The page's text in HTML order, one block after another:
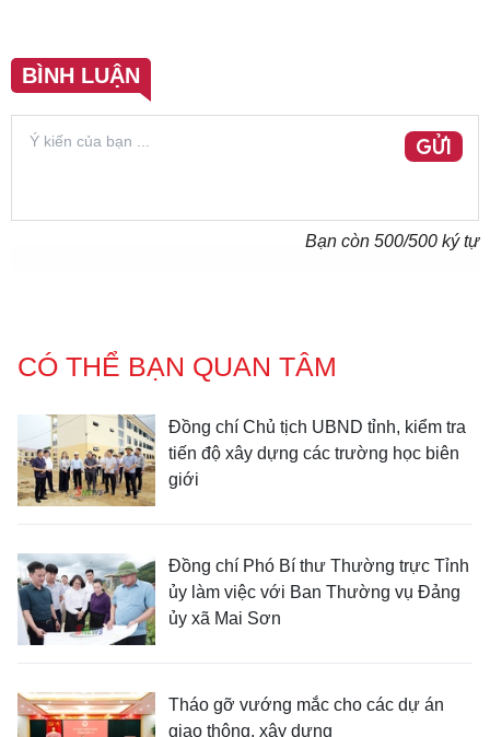
BÌNH LUẬN
GỬI
Bạn còn 500/500 ký tự
CÓ THỂ BẠN QUAN TÂM
Đồng chí Chủ tịch UBND tỉnh, kiểm tra
tiến độ xây dựng các trường học biên
giới
Đồng chí Phó Bí thư Thường trực Tỉnh
ủy làm việc với Ban Thường vụ Đảng
ủy xã Mai Sơn
Tháo gỡ vướng mắc cho các dự án
giao thông, xây dựng